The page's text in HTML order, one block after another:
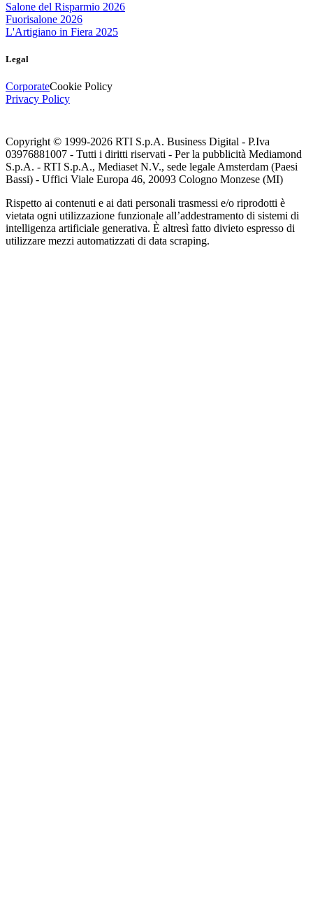
Salone del Risparmio 2026
Fuorisalone 2026
L'Artigiano in Fiera 2025
Legal
CorporateCookie Policy
Privacy Policy
Copyright © 1999-2026 RTI S.p.A. Business Digital - P.Iva
03976881007 - Tutti i diritti riservati - Per la pubblicità Mediamond
S.p.A. - RTI S.p.A., Mediaset N.V., sede legale Amsterdam (Paesi
Bassi) - Uffici Viale Europa 46, 20093 Cologno Monzese (MI)
Rispetto ai contenuti e ai dati personali trasmessi e/o riprodotti è
vietata ogni utilizzazione funzionale all’addestramento di sistemi di
intelligenza artificiale generativa. È altresì fatto divieto espresso di
utilizzare mezzi automatizzati di data scraping.